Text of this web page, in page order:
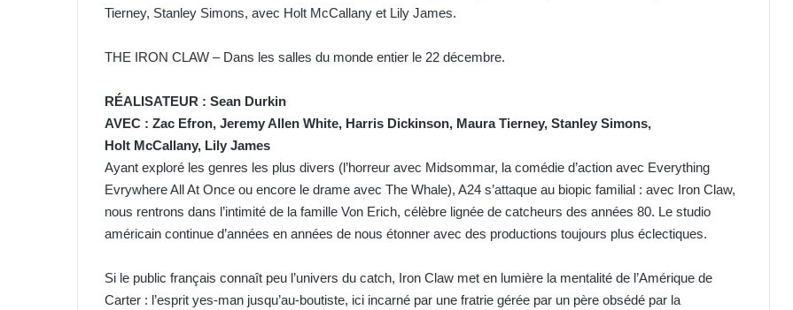
Tierney, Stanley Simons, avec Holt McCallany et Lily James.
THE IRON CLAW – Dans les salles du monde entier le 22 décembre.
RÉALISATEUR : Sean Durkin
AVEC : Zac Efron, Jeremy Allen White, Harris Dickinson, Maura Tierney, Stanley Simons,
Holt McCallany, Lily James
Ayant exploré les genres les plus divers (l’horreur avec Midsommar, la comédie d’action avec Everything
Evrywhere All At Once ou encore le drame avec The Whale), A24 s’attaque au biopic familial : avec Iron Claw,
nous rentrons dans l’intimité de la famille Von Erich, célèbre lignée de catcheurs des années 80. Le studio
américain continue d’années en années de nous étonner avec des productions toujours plus éclectiques.
Si le public français connaît peu l’univers du catch, Iron Claw met en lumière la mentalité de l’Amérique de
Carter : l’esprit yes-man jusqu’au-boutiste, ici incarné par une fratrie gérée par un père obsédé par la